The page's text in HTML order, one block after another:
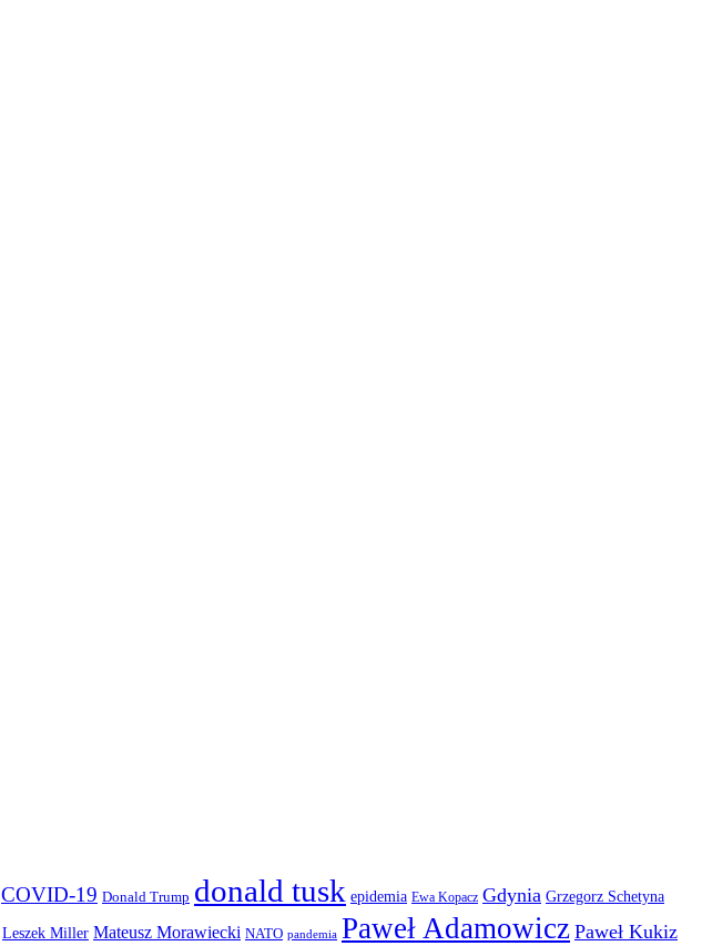
COVID-19 Donald Trump donald tusk epidemia Ewa Kopacz Gdynia Grzegorz Schetyna
Leszek Miller Mateusz Morawiecki NATO pandemia Paweł Adamowicz Paweł Kukiz